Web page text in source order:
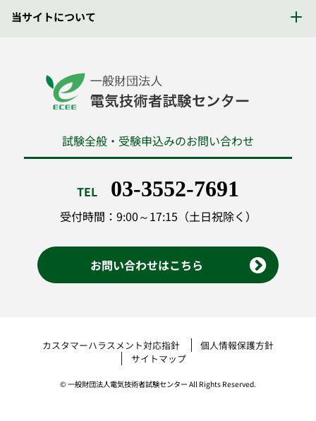
当サイトについて
試験全般・受験申込みのお問い合わせ
TEL 03-3552-7691
受付時間：9:00～17:15（土日祝除く）
お問い合わせはこちら
カスタマーハラスメント対応指針
個人情報保護方針
サイトマップ
© 一般財団法人電気技術者試験センター All Rights Reserved.